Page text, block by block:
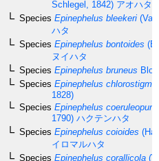
Schlegel, 1842) アオハタ
Species Epinephelus bleekeri
ハタ
Species Epinephelus bontoides
ヌイハタ
Species Epinephelus bruneus
Species Epinephelus chlorostigma
1828)
Species Epinephelus
1790) ハクテンハタ
Species Epinephelus coioides
イロマルハタ
Species Epinephelus corallicola